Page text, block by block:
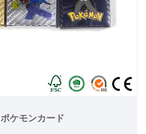
ポケモンカード